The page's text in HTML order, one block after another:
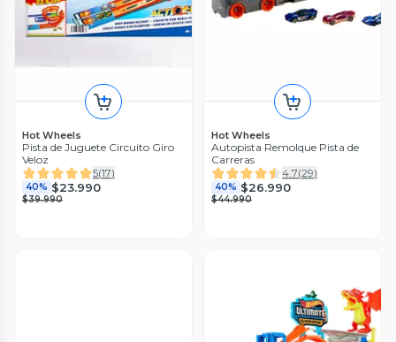
Hot Wheels
Pista de Juguete Circuito Giro
Veloz
5(17)
40% $23.990
$39.990
Hot Wheels
Autopista Remolque Pista de
Carreras
4.7(29)
40% $26.990
$44.990